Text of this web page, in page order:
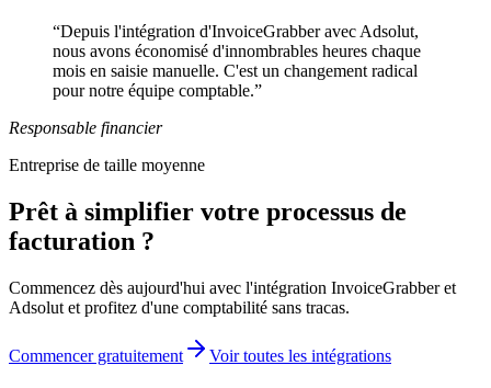
“Depuis l'intégration d'InvoiceGrabber avec Adsolut,
nous avons économisé d'innombrables heures chaque
mois en saisie manuelle. C'est un changement radical
pour notre équipe comptable.”
Responsable financier
Entreprise de taille moyenne
Prêt à simplifier votre processus de
facturation ?
Commencez dès aujourd'hui avec l'intégration InvoiceGrabber et
Adsolut et profitez d'une comptabilité sans tracas.
Commencer gratuitement Voir toutes les intégrations